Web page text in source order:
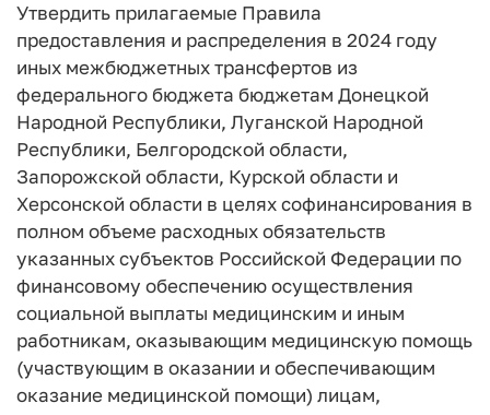
Утвердить прилагаемые Правила
предоставления и распределения в 2024 году
иных межбюджетных трансфертов из
федерального бюджета бюджетам Донецкой
Народной Республики, Луганской Народной
Республики, Белгородской области,
Запорожской области, Курской области и
Херсонской области в целях софинансирования в
полном объеме расходных обязательств
указанных субъектов Российской Федерации по
финансовому обеспечению осуществления
социальной выплаты медицинским и иным
работникам, оказывающим медицинскую помощь
(участвующим в оказании и обеспечивающим
оказание медицинской помощи) лицам,